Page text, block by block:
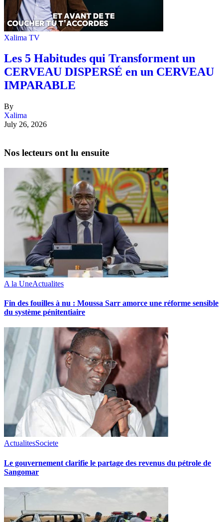
Xalima TV
Les 5 Habitudes qui Transforment un
CERVEAU DISPERSÉ en un CERVEAU
IMPARABLE
By
Xalima
July 26, 2026
Nos lecteurs ont lu ensuite
A la UneActualites
Fin des fouilles à nu : Moussa Sarr amorce une réforme sensible
du système pénitentiaire
ActualitesSociete
Le gouvernement clarifie le partage des revenus du pétrole de
Sangomar